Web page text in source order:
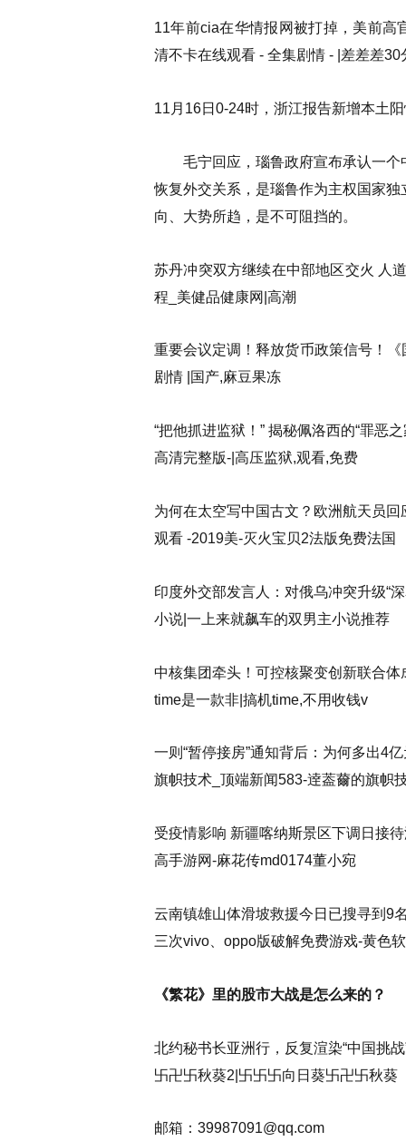
11年前cia在华情报网被打掉，美前高
清不卡在线观看 - 全集剧情 - |差差差30
11月16日0-24时，浙江报告新增本土
毛宁回应，瑙鲁政府宣布承认一个
恢复外交关系，是瑙鲁作为主权国家
向、大势所趋，是不可阻挡的。
苏丹冲突双方继续在中部地区交火 人
程_美健品健康网|高潮
重要会议定调！释放货币政策信号！
剧情 |国产,麻豆果冻
“把他抓进监狱！” 揭秘佩洛西的“罪恶
高清完整版-|高压监狱,观看,免费
为何在太空写中国古文？欧洲航天员
观看 -2019美-灭火宝贝2法版免费法国
印度外交部发言人：对俄乌冲突升级“
小说|一上来就飙车的双男主小说推荐
中核集团牵头！可控核聚变创新联合
time是一款非|搞机time,不用收钱v
一则“暂停接房”通知背后：为何多出4
旗帜技术_顶端新闻583-逹葢薾的旗帜
受疫情影响 新疆喀纳斯景区下调日接
高手游网-麻花传md0174董小宛
云南镇雄山体滑坡救援今日已搜寻到9
三次vivo、oppo版破解免费游戏-黄色
《繁花》里的股市大战是怎么来的？
北约秘书长亚洲行，反复渲染“中国挑
卐卍卐秋葵2|卐卐卐向日葵卐卍卐秋葵
邮箱： 39987091@qq.com